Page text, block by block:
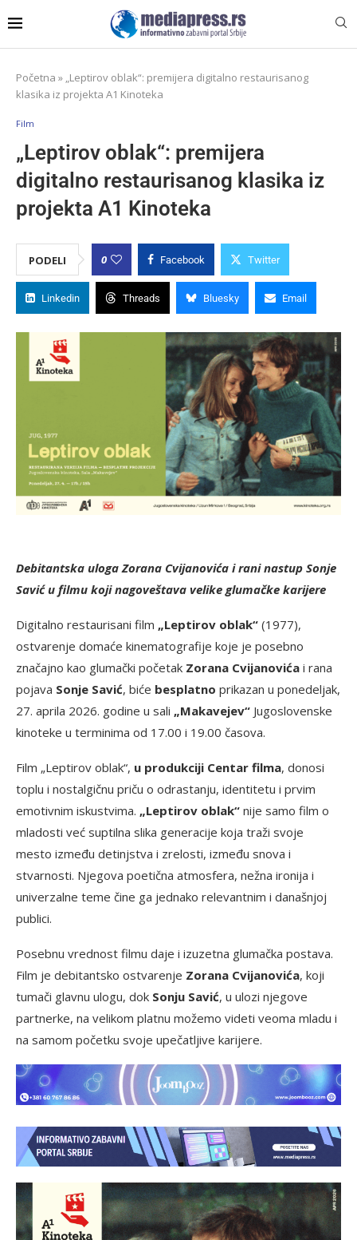
Početna » „Leptirov oblak“: premijera digitalno restaurisanog
klasika iz projekta A1 Kinoteka
Film
„Leptirov oblak“: premijera
digitalno restaurisanog klasika iz
projekta A1 Kinoteka
PODELI 0 Facebook Twitter
Linkedin Threads Bluesky Email
Debitantska uloga Zorana Cvijanovića i rani nastup Sonje
Savić u filmu koji nagoveštava velike glumačke karijere
Digitalno restaurisani film „Leptirov oblak“ (1977),
ostvarenje domaće kinematografije koje je posebno
značajno kao glumački početak Zorana Cvijanovića i rana
pojava Sonje Savić, biće besplatno prikazan u ponedeljak,
27. aprila 2026. godine u sali „Makavejev“ Jugoslovenske
kinoteke u terminima od 17.00 i 19.00 časova.
Film „Leptirov oblak“, u produkciji Centar filma, donosi
toplu i nostalgičnu priču o odrastanju, identitetu i prvim
emotivnim iskustvima. „Leptirov oblak“ nije samo film o
mladosti već suptilna slika generacije koja traži svoje
mesto između detinjstva i zrelosti, između snova i
stvarnosti. Njegova poetična atmosfera, nežna ironija i
univerzalne teme čine ga jednako relevantnim i današnjoj
publici.
Posebnu vrednost filmu daje i izuzetna glumačka postava.
Film je debitantsko ostvarenje Zorana Cvijanovića, koji
tumači glavnu ulogu, dok Sonju Savić, u ulozi njegove
partnerke, na velikom platnu možemo videti veoma mladu i
na samom početku svoje upečatljive karijere.